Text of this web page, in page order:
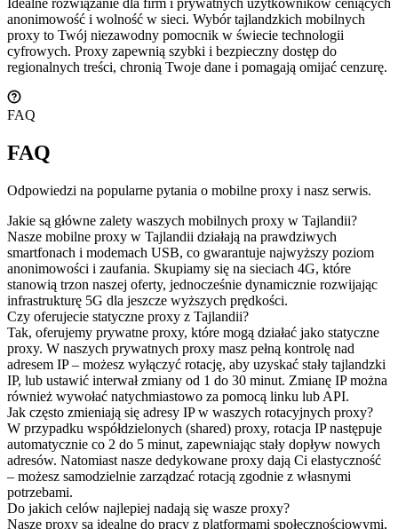
Idealne rozwiązanie dla firm i prywatnych użytkowników ceniących
anonimowość i wolność w sieci. Wybór tajlandzkich mobilnych
proxy to Twój niezawodny pomocnik w świecie technologii
cyfrowych. Proxy zapewnią szybki i bezpieczny dostęp do
regionalnych treści, chronią Twoje dane i pomagają omijać cenzurę.
FAQ
FAQ
Odpowiedzi na popularne pytania o mobilne proxy i nasz serwis.
Jakie są główne zalety waszych mobilnych proxy w Tajlandii?
Nasze mobilne proxy w Tajlandii działają na prawdziwych
smartfonach i modemach USB, co gwarantuje najwyższy poziom
anonimowości i zaufania. Skupiamy się na sieciach 4G, które
stanowią trzon naszej oferty, jednocześnie dynamicznie rozwijając
infrastrukturę 5G dla jeszcze wyższych prędkości.
Czy oferujecie statyczne proxy z Tajlandii?
Tak, oferujemy prywatne proxy, które mogą działać jako statyczne
proxy. W naszych prywatnych proxy masz pełną kontrolę nad
adresem IP – możesz wyłączyć rotację, aby uzyskać stały tajlandzki
IP, lub ustawić interwał zmiany od 1 do 30 minut. Zmianę IP można
również wywołać natychmiastowo za pomocą linku lub API.
Jak często zmieniają się adresy IP w waszych rotacyjnych proxy?
W przypadku współdzielonych (shared) proxy, rotacja IP następuje
automatycznie co 2 do 5 minut, zapewniając stały dopływ nowych
adresów. Natomiast nasze dedykowane proxy dają Ci elastyczność
– możesz samodzielnie zarządzać rotacją zgodnie z własnymi
potrzebami.
Do jakich celów najlepiej nadają się wasze proxy?
Nasze proxy są idealne do pracy z platformami społecznościowymi,